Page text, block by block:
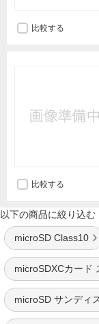
比較する
比較する
以下の商品に絞り込む
microSD Class10
microSDXCカード
microSD サンディ